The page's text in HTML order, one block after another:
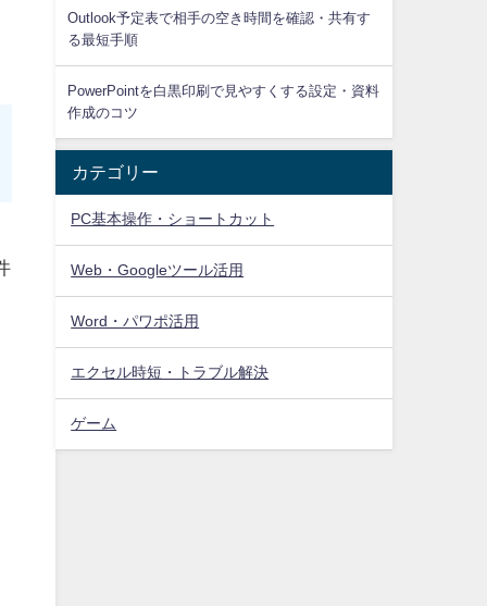
Outlook予定表で相手の空き時間を確認・共有す
る最短手順
PowerPointを白黒印刷で見やすくする設定・資料
作成のコツ
カテゴリー
PC基本操作・ショートカット
Web・Googleツール活用
Word・パワポ活用
エクセル時短・トラブル解決
ゲーム